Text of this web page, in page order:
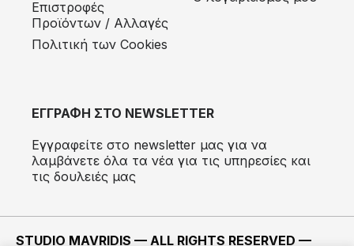
Eπιστροφές
Προϊόντων / Αλλαγές
Πολιτική των Cookies
ΕΓΓΡΑΦΗ ΣΤΟ NEWSLETTER
Εγγραφείτε στο newsletter μας για να
λαμβάνετε όλα τα νέα για τις υπηρεσίες και
τις δουλειές μας
STUDIO MAVRIDIS — ALL RIGHTS RESERVED —